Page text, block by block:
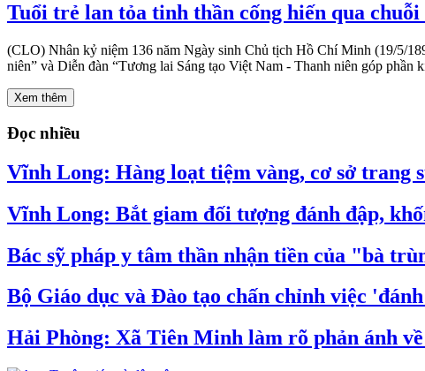
Tuổi trẻ lan tỏa tinh thần cống hiến qua
(CLO) Nhân kỷ niệm 136 năm Ngày sinh Chủ tịch Hồ Chí Minh (19/5/
niên” và Diễn đàn “Tương lai Sáng tạo Việt Nam - Thanh niên góp phần
Xem thêm
Đọc nhiều
Vĩnh Long: Hàng loạt tiệm vàng, cơ sở trang
Vĩnh Long: Bắt giam đối tượng đánh đập,
Bác sỹ pháp y tâm thần nhận tiền của "bà
Bộ Giáo dục và Đào tạo chấn chỉnh việc
Hải Phòng: Xã Tiên Minh làm rõ phản ánh